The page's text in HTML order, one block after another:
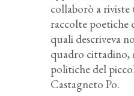
collaborò a
raccolte poetiche
quali descriveva
quadro cittadino,
politiche del
Castagneto Po.